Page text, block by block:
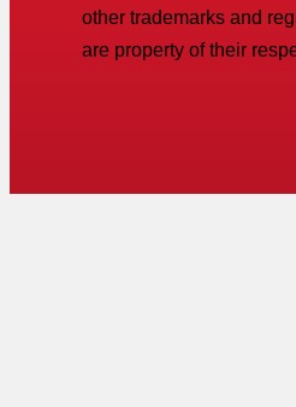
other trademarks and
are property of their